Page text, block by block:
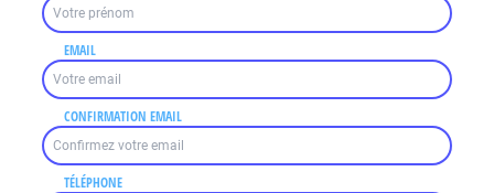
EMAIL
CONFIRMATION EMAIL
TÉLÉPHONE